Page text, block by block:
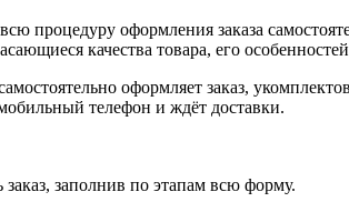
процедуру оформления заказа
качества товара, его
оформляет заказ,
телефон и ждёт доставки.
заполнив по этапам всю форму.